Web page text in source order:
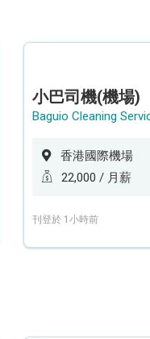
小巴司機(機場)
香港國際機場
22,000 / 月薪
刊登於 1小時前